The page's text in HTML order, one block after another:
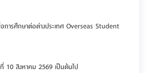
อการศึกษาต่อต่างประเทศ Overseas Student
10 สิงหาคม 2569 เป็นต้นไป